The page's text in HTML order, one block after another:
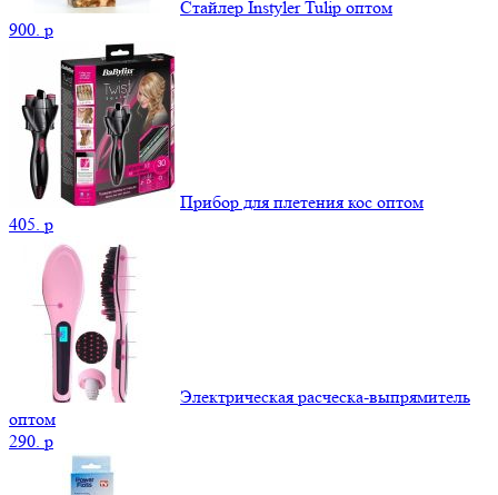
Стайлер Instyler Tulip оптом
900. p
Прибор для плетения кос оптом
405. p
Электрическая расческа-выпрямитель
оптом
290. p